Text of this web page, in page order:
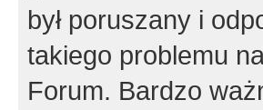
był poruszany i
takiego problemu
Forum. Bardzo